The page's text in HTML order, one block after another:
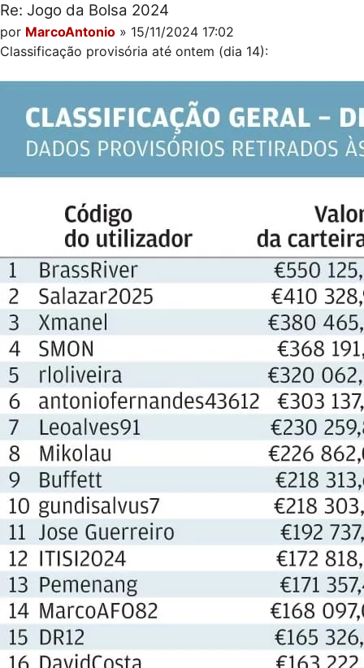
Re: Jogo da Bolsa 2024
por MarcoAntonio » 15/11/2024 17:02
Classificação provisória até ontem (dia 14):